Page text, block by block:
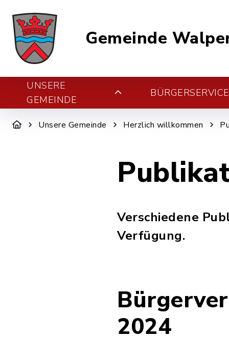
Gemeinde
UNSERE
GEMEINDE
BÜRGERSERVICE
Unsere Gemeinde Herzlich willkommen
Verschiedene
Verfügung.
2024